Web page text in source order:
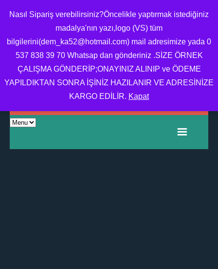
MADALYA,MADALYA
YAPTIRMA,MADALYA
FIYATI,OKUL MADALYA
ÖRNEĞI
Nasıl Sipariş verebilirsiniz?Öncelikle yaptırmak istediğiniz
madalya'nın yazı,logo (VS) tüm
bilgilerini(dem_ka52@hotmail.com) mail adresimize yada 0
537 838 39 70 Whatsap dan gönderiniz .SİZE ÖRNEK
ÇALIŞMA GÖNDERİP;ONAYINIZ ALINIP ve ÖDEME
YAPILDIKTAN SONRA İŞİNİZ HAZILANIR VE ADRESİNİZE
KARGO EDİLİR. Kapat